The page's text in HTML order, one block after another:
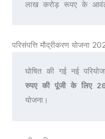
लाख करोड़ रूपए के
परिसंपत्ति मौद्रीकरण योजना
घोषित की गई नई
रुपए की पूंजी के लिए
योजना।